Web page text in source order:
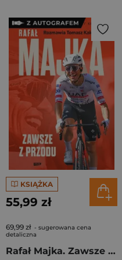
KSIĄŻKA
55,99 zł
69,99 zł - sugerowana cena
detaliczna
Rafał Majka. Zawsze z przodu. Rozmawia Tomasz Kalemba - książka z autografem